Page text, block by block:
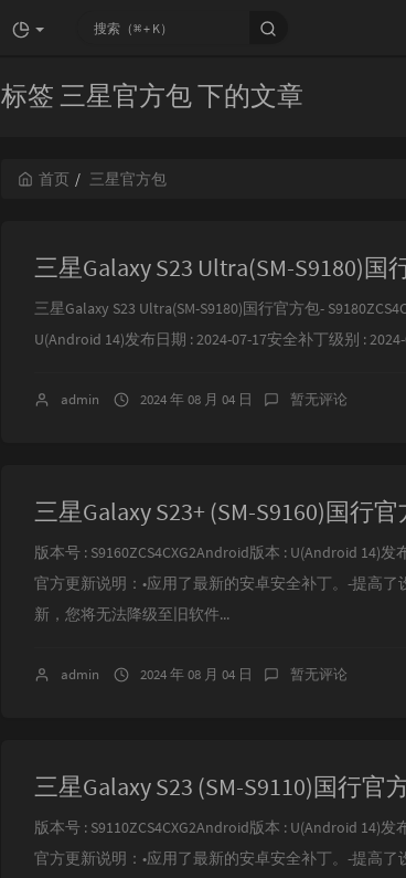
标签 三星官方包 下的文章
首页 三星官方包
三星Galaxy S23 Ultra(SM-S9180)国
三星Galaxy S23 Ultra(SM-S9180)国行官方包-
U(Android 14)发布日期 : 2024-07-17安全补丁级别 :
admin 2024 年 08 月 04 日 暂无评论
三星Galaxy S23+ (SM-S9160)国行官
版本号 : S9160ZCS4CXG2Android版本 : U(Android 14)
官方更新说明：•应用了最新的安卓安全补丁。-提高
新，您将无法降级至旧软件...
admin 2024 年 08 月 04 日 暂无评论
三星Galaxy S23 (SM-S9110)国行官
版本号 : S9110ZCS4CXG2Android版本 : U(Android 14)
官方更新说明：•应用了最新的安卓安全补丁。-提高